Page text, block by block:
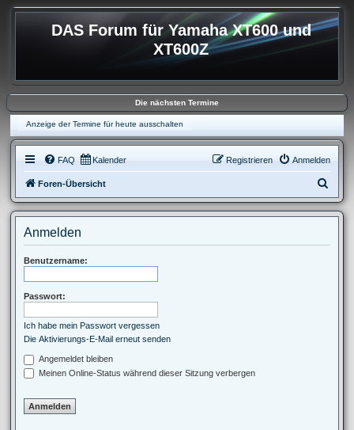
DAS Forum für Yamaha XT600 und
XT600Z
Die nächsten Termine
Anzeige der Termine für heute ausschalten
FAQ Kalender Anmelden
Registrieren
Foren-Übersicht
u
Anmelden
Benutzername:
Passwort:
Ich habe mein Passwort vergessen
Die Aktivierungs-E-Mail erneut senden
Angemeldet bleiben
Meinen Online-Status während dieser Sitzung verbergen